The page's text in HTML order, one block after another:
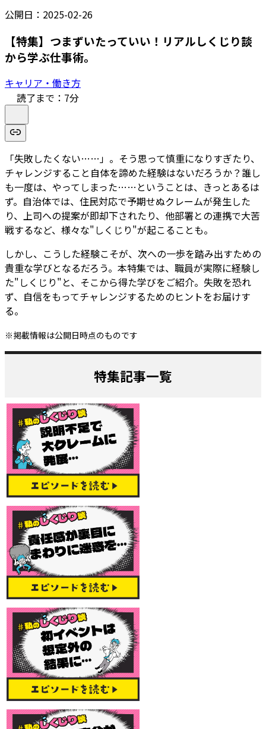
公開日： 2025-02-26
【特集】つまずいたっていい！リアルしくじり談
から学ぶ仕事術。
キャリア・働き方
読了まで： 7分
「失敗したくない……」。そう思って慎重になりすぎたり、
チャレンジすること自体を諦めた経験はないだろうか？誰し
も一度は、やってしまった……ということは、きっとあるは
ず。自治体では、住民対応で予期せぬクレームが発生した
り、上司への提案が即却下されたり、他部署との連携で大苦
戦するなど、様々な"しくじり"が起こることも。
しかし、こうした経験こそが、次への一歩を踏み出すための
貴重な学びとなるだろう。本特集では、職員が実際に経験し
た"しくじり"と、そこから得た学びをご紹介。失敗を恐れ
ず、自信をもってチャレンジするためのヒントをお届けす
る。
※掲載情報は公開日時点のものです
特集記事一覧